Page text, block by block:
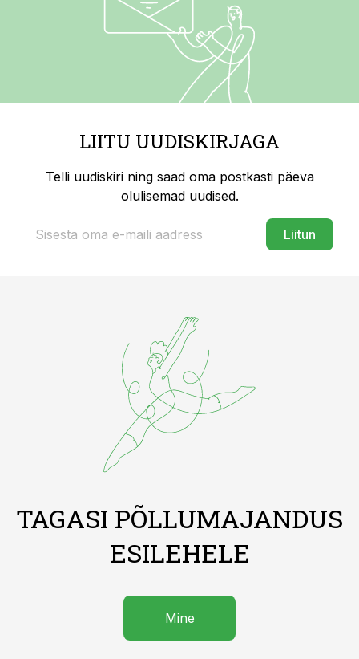
LIITU UUDISKIRJAGA
Telli uudiskiri ning saad oma postkasti päeva
olulisemad uudised.
Liitun
TAGASI PÕLLUMAJANDUS
ESILEHELE
Mine